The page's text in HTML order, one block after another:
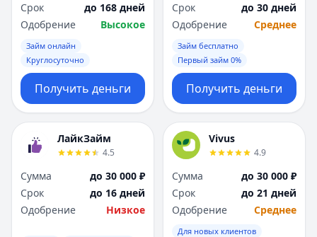
Срок
до 168 дней
Одобрение
Высокое
Займ онлайн
Круглосуточно
Получить деньги
Срок
до 30 дней
Одобрение
Среднее
Займ бесплатно
Первый займ 0%
Получить деньги
ЛайкЗайм
4.5
Сумма
до 30 000 ₽
Срок
до 16 дней
Одобрение
Низкое
Vivus
4.9
Сумма
до 30 000 ₽
Срок
до 21 дней
Одобрение
Среднее
Для новых клиентов